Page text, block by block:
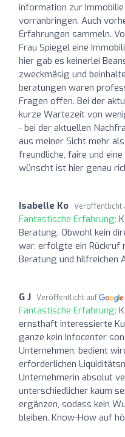
information zur
vorranbringen. Auch
Erfahrungen sammeln.
Frau Spiegel eine
hier gab es keinerlei
zweckmäsig und
beratungen waren
Fragen offen. Bei der
kurze Wartezeit von
- bei der aktuellen
aus meiner Sicht mehr
freundliche, faire und
wünscht ist hier genau
Isabelle Ko Veröffentlicht
Fantastische Erfahrung:
Beratung. Obwohl kein
war, erfolgte ein Rückruf
Beratung und hilfreichen
G J Veröffentlicht auf
Fantastische Erfahrung:
ernsthaft interessierte
ganze kein Infocenter
Unternehmen, bedient
erforderlichen
Unternehmerin absolut
unterschiedlicher kaum
ergänzen, sodass kein
bleiben. Know-How auf